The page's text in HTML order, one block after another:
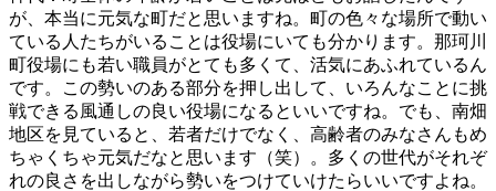
が、本当に元気な町だと思いますね。町の色々な場所で動い
ている人たちがいることは役場にいても分かります。那珂川
町役場にも若い職員がとても多くて、活気にあふれているん
です。この勢いのある部分を押し出して、いろんなことに挑
戦できる風通しの良い役場になるといいですね。でも、南畑
地区を見ていると、若者だけでなく、高齢者のみなさんもめ
ちゃくちゃ元気だなと思います（笑）。多くの世代がそれぞ
れの良さを出しながら勢いをつけていけたらいいですよね。